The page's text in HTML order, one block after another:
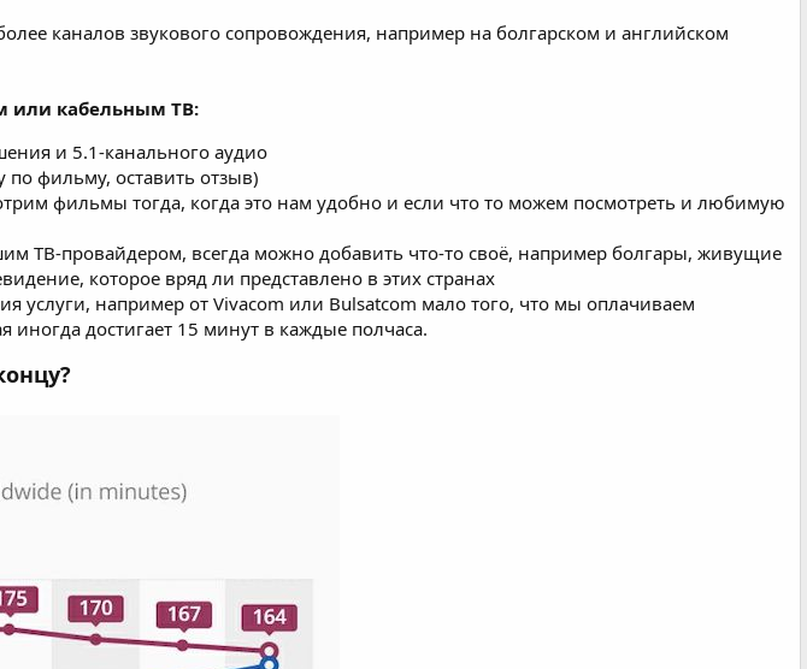
каналов звукового сопровождения, например на болгарском и английском
или кабельным ТВ:
и 5.1-канального аудио
по фильму, оставить отзыв)
фильмы тогда, когда это нам удобно и если что то можем посмотреть и любимую
ТВ-провайдером, всегда можно добавить что-то своё, например болгары, живущие
которое вряд ли представлено в этих странах
услуги, например от Vivacom или Bulsatcom мало того, что мы оплачиваем
достигает 15 минут в каждые полчаса.